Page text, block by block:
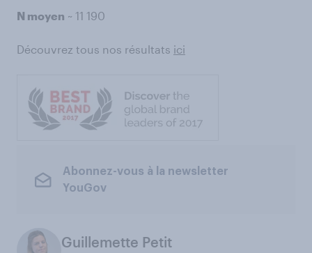
N moyen ~ 11 190
Découvrez tous nos résultats ici
Abonnez-vous à la newsletter
YouGov
Guillemette Petit